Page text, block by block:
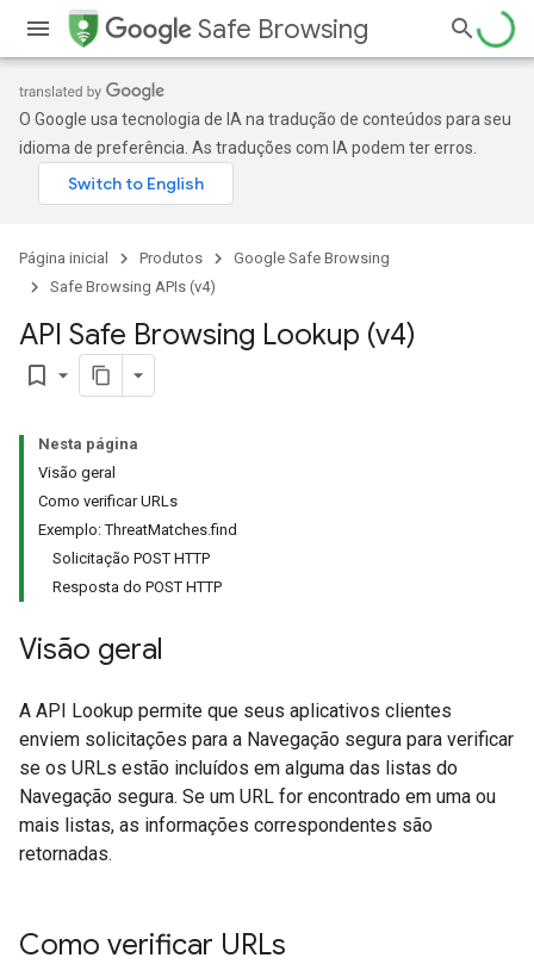
Safe Browsing
O Google usa tecnologia de IA na tradução de conteúdos para seu
idioma de preferência. As traduções com IA podem ter erros.
Página inicial Produtos
Google Safe Browsing
Safe Browsing APIs (v4)
API Safe Browsing Lookup (v4)
bookmark_border
Nesta página
Visão geral
Como verificar URLs
Exemplo: ThreatMatches.find
Solicitação POST HTTP
Resposta do POST HTTP
Visão geral
A API Lookup permite que seus aplicativos clientes
enviem solicitações para a Navegação segura para verificar
se os URLs estão incluídos em alguma das listas do
Navegação segura. Se um URL for encontrado em uma ou
mais listas, as informações correspondentes são
retornadas.
Como verificar URLs